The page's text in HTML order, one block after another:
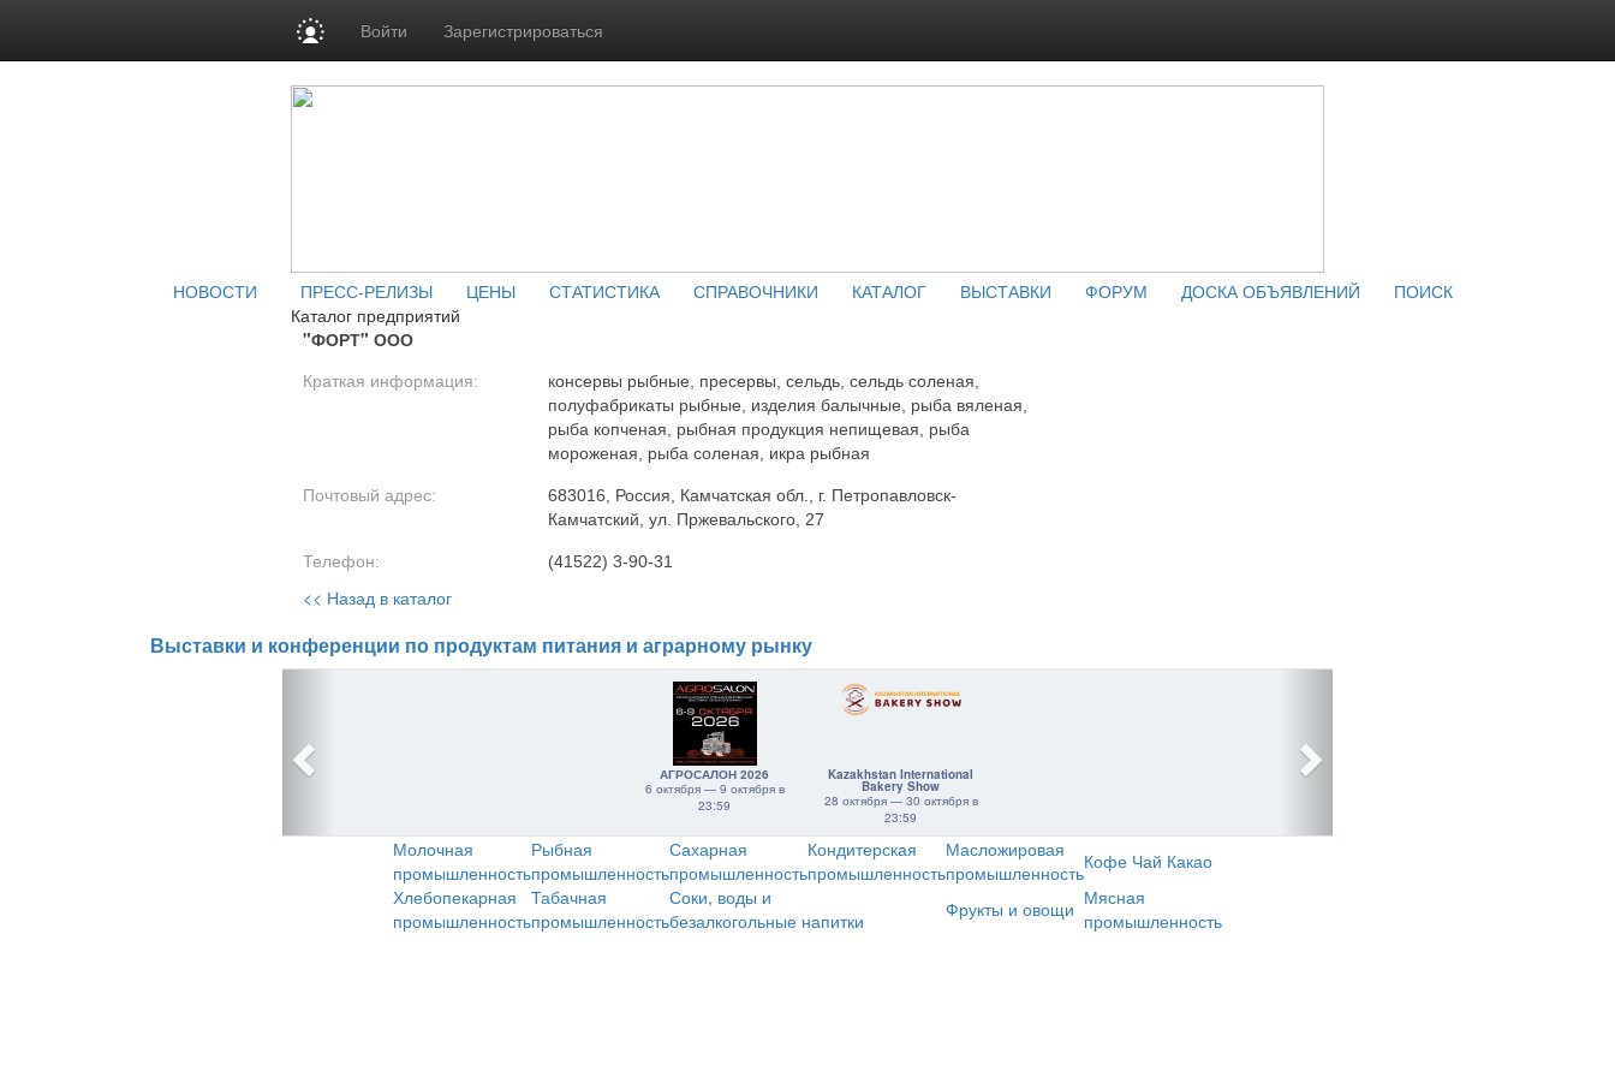
Войти Зарегистрироваться
НОВОСТИ ПРЕСС-РЕЛИЗЫ ЦЕНЫ СТАТИСТИКА СПРАВОЧНИКИ КАТАЛОГ ВЫСТАВКИ ФОРУМ ДОСКА ОБЪЯВЛЕНИЙ
ПОИСК
Каталог предприятий
"ФОРТ" ООО
Краткая информация:
консервы рыбные, пресервы, сельдь, сельдь соленая,
полуфабрикаты рыбные, изделия балычные, рыба вяленая,
рыба копченая, рыбная продукция непищевая, рыба
мороженая, рыба соленая, икра рыбная
Почтовый адрес:
683016, Россия, Камчатская обл., г. Петропавловск-
Камчатский, ул. Пржевальского, 27
Телефон: (41522) 3-90-31
<< Назад в каталог
Выставки и конференции по продуктам питания и аграрному рынку
АГРОСАЛОН 2026
6 октября — 9 октября в
23:59
Kazakhstan International
Bakery Show
28 октября — 30 октября в
23:59
Молочная
промышленность
Рыбная
промышленность
Сахарная
промышленность
Кондитерская
промышленность
Масложировая
промышленностьКофе Чай Какао
Хлебопекарная
промышленность
Табачная
промышленность
Соки, воды и
безалкогольные напитки
Фрукты и овощи Мясная
промышленность